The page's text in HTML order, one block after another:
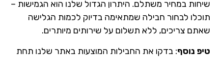
שיחות במחיר משתלם. היתרון הגדול שלנו הוא הגמישות –
תוכלו לבחור חבילה שמתאימה בדיוק לכמות הגלישה
שאתם צריכים, ללא תשלום על שירותים מיותרים.
טיפ נוסף: בדקו את החבילות המוצעות באתר שלנו תחת